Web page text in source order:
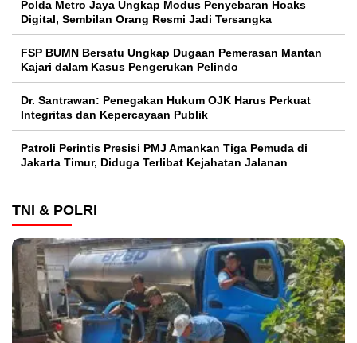
Polda Metro Jaya Ungkap Modus Penyebaran Hoaks
Digital, Sembilan Orang Resmi Jadi Tersangka
FSP BUMN Bersatu Ungkap Dugaan Pemerasan Mantan
Kajari dalam Kasus Pengerukan Pelindo
Dr. Santrawan: Penegakan Hukum OJK Harus Perkuat
Integritas dan Kepercayaan Publik
Patroli Perintis Presisi PMJ Amankan Tiga Pemuda di
Jakarta Timur, Diduga Terlibat Kejahatan Jalanan
TNI & POLRI